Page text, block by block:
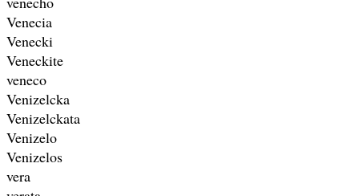
Venecia
Venecki
Veneckite
veneco
Venizelcka
Venizelckata
Venizelo
Venizelos
vera